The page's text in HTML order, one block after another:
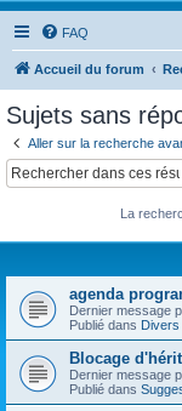
FAQ
Accueil du forum
Sujets sans
Aller sur la recherche
La
agenda
Dernier message
Publié dans Divers
Blocage
Dernier message
Publié dans